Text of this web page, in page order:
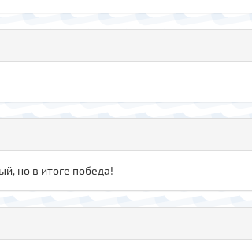
но в итоге победа!